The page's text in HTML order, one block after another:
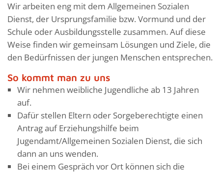
Wir arbeiten eng mit dem Allgemeinen Sozialen
Dienst, der Ursprungsfamilie bzw. Vormund und der
Schule oder Ausbildungsstelle zusammen. Auf diese
Weise finden wir gemeinsam Lösungen und Ziele, die
den Bedürfnissen der jungen Menschen entsprechen.
So kommt man zu uns
Wir nehmen weibliche Jugendliche ab 13 Jahren
auf.
Dafür stellen Eltern oder Sorgeberechtigte einen
Antrag auf Erziehungshilfe beim
Jugendamt/Allgemeinen Sozialen Dienst, die sich
dann an uns wenden.
Bei einem Gespräch vor Ort können sich die